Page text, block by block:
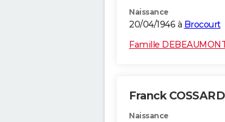
Naissance
20/04/1946 à Brocourt
Famille
Franck COSSARD
Naissance